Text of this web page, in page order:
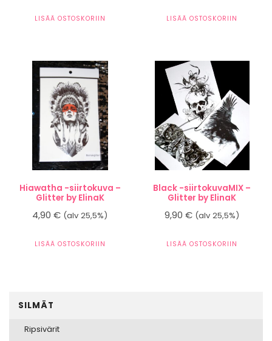
LISÄÄ OSTOSKORIIN LISÄÄ OSTOSKORIIN
Hiawatha -siirtokuva –
Glitter by ElinaK
4,90€ (alv 25,5%)
LISÄÄ OSTOSKORIIN
Black -siirtokuvaMIX –
Glitter by ElinaK
9,90€ (alv 25,5%)
LISÄÄ OSTOSKORIIN
SILMÄT
Ripsivärit